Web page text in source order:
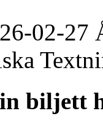
02-27
biljett